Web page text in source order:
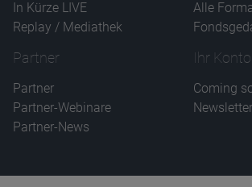
In Kürze LIVE
Replay / Mediathek
Alle
Partner
Partner
Partner-Webinare
Partner-News
Ihr Konto
Coming
Newsletter